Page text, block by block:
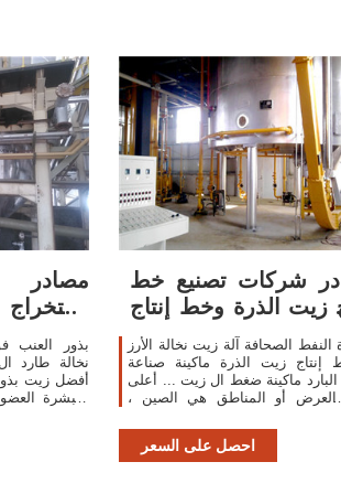
مصادر
بذور العنب
نخالة طارد
شركات تصنيع خط
زيت الذرة وخط إنتاج
زيت الذرة ...
النفط الصحافة آلة زيت نخالة الأرز
زيت الذرة ماكينة صناعة
البارد ماكينة ضغط ال زيت ... أعلى
العرض أو المناطق هي الصين ،
على ...
احصل على السعر